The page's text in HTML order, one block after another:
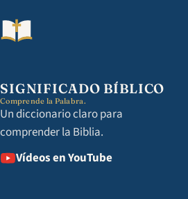
SIGNIFICADO BÍBLICO
Comprende la Palabra.
Un diccionario claro para
comprender la Biblia.
Vídeos en YouTube